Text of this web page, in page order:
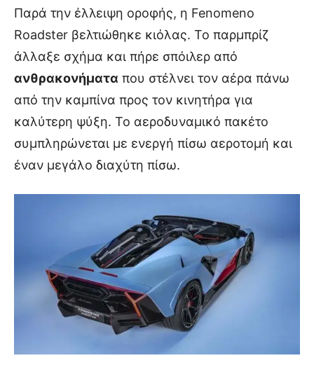
Παρά την έλλειψη οροφής, η Fenomeno
Roadster βελτιώθηκε κιόλας. Το παρμπρίζ
άλλαξε σχήμα και πήρε σπόιλερ από
ανθρακονήματα που στέλνει τον αέρα πάνω
από την καμπίνα προς τον κινητήρα για
καλύτερη ψύξη. Το αεροδυναμικό πακέτο
συμπληρώνεται με ενεργή πίσω αεροτομή και
έναν μεγάλο διαχύτη πίσω.